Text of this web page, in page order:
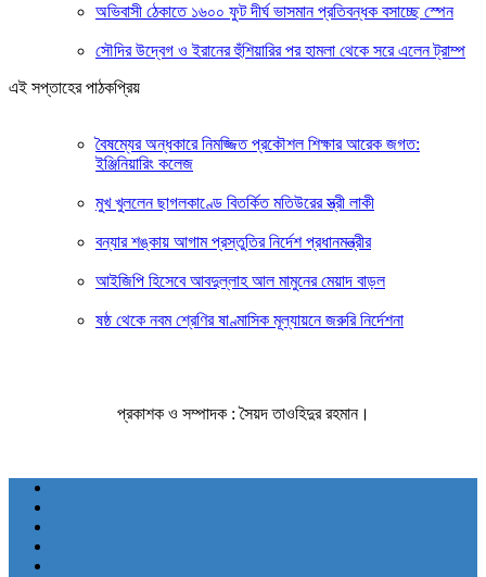
অভিবাসী ঠেকাতে ১৬০০ ফুট দীর্ঘ ভাসমান প্রতিবন্ধক বসাচ্ছে স্পেন
সৌদির উদ্বেগ ও ইরানের হুঁশিয়ারির পর হামলা থেকে সরে এলেন ট্রাম্প
এই সপ্তাহের পাঠকপ্রিয়
বৈষম্যের অন্ধকারে নিমজ্জিত প্রকৌশল শিক্ষার আরেক জগত:
ইঞ্জিনিয়ারিং কলেজ
মুখ খুললেন ছাগলকাণ্ডে বিতর্কিত মতিউরের স্ত্রী লাকী
বন্যার শঙ্কায় আগাম প্রস্তুতির নির্দেশ প্রধানমন্ত্রীর
আইজিপি হিসেবে আবদুল্লাহ আল মামুনের মেয়াদ বাড়ল
ষষ্ঠ থেকে নবম শ্রেণির ষাণ্মাসিক মূল্যায়নে জরুরি নির্দেশনা
প্রকাশক ও সম্পাদক : সৈয়দ তাওহিদুর রহমান।